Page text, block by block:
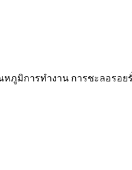
ภูมิการทำงาน การชะลอรอย